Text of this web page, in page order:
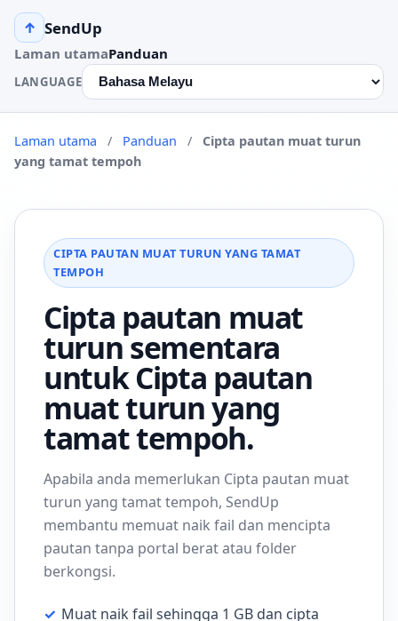
↑ SendUp
Laman utamaPanduan
LANGUAGE
Laman utama / Panduan /
Cipta pautan muat turun
yang tamat tempoh
CIPTA PAUTAN MUAT TURUN YANG TAMAT
TEMPOH
Cipta pautan muat
turun sementara
untuk Cipta pautan
muat turun yang
tamat tempoh.
Apabila anda memerlukan Cipta pautan muat
turun yang tamat tempoh, SendUp
membantu memuat naik fail dan mencipta
pautan tanpa portal berat atau folder
berkongsi.
✓ Muat naik fail sehingga 1 GB dan cipta